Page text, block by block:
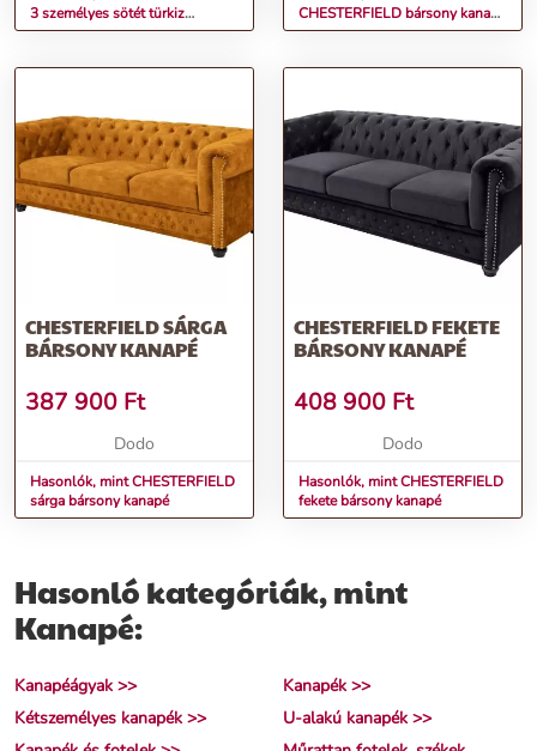
3 személyes sötét türkiz
bársony kanapé
CHESTERFIELD bársony kanapé
225cm
CHESTERFIELD SÁRGA
BÁRSONY KANAPÉ
387 900 Ft
Dodo
Hasonlók, mint CHESTERFIELD
sárga bársony kanapé
CHESTERFIELD FEKETE
BÁRSONY KANAPÉ
408 900 Ft
Dodo
Hasonlók, mint CHESTERFIELD
fekete bársony kanapé
Hasonló kategóriák, mint
Kanapé:
Kanapéágyak >>
Kanapék >>
Kétszemélyes kanapék >>
U-alakú kanapék >>